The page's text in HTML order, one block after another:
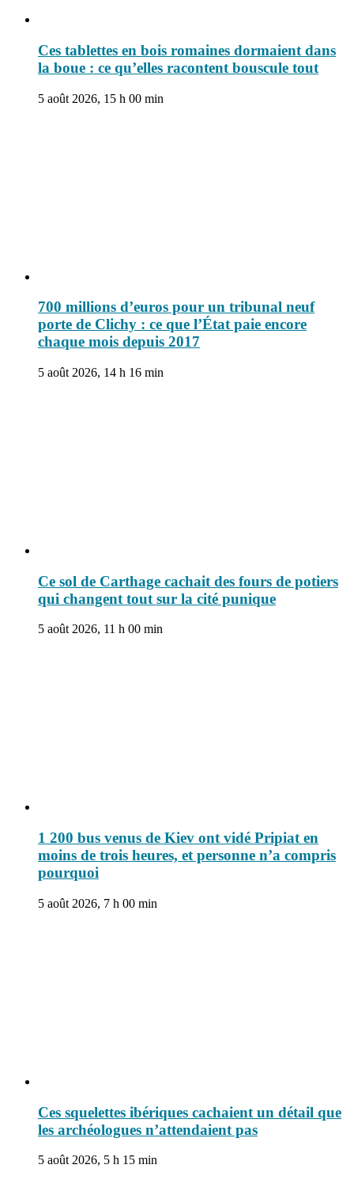
Ces tablettes en bois romaines dormaient dans
la boue : ce qu’elles racontent bouscule tout
5 août 2026, 15 h 00 min
700 millions d’euros pour un tribunal neuf
porte de Clichy : ce que l’État paie encore
chaque mois depuis 2017
5 août 2026, 14 h 16 min
Ce sol de Carthage cachait des fours de potiers
qui changent tout sur la cité punique
5 août 2026, 11 h 00 min
1 200 bus venus de Kiev ont vidé Pripiat en
moins de trois heures, et personne n’a compris
pourquoi
5 août 2026, 7 h 00 min
Ces squelettes ibériques cachaient un détail que
les archéologues n’attendaient pas
5 août 2026, 5 h 15 min